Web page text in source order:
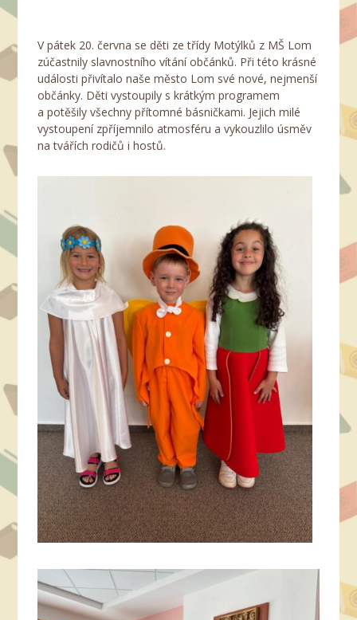
V pátek 20. června se děti ze třídy Motýlků z MŠ Lom
zúčastnily slavnostního vítání občánků. Při této krásné
události přivítalo naše město Lom své nové, nejmenší
občánky. Děti vystoupily s krátkým programem
a potěšily všechny přítomné básničkami. Jejich milé
vystoupení zpříjemnilo atmosféru a vykouzlilo úsměv
na tvářích rodičů i hostů.